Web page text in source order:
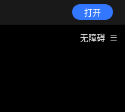
打开
无障碍